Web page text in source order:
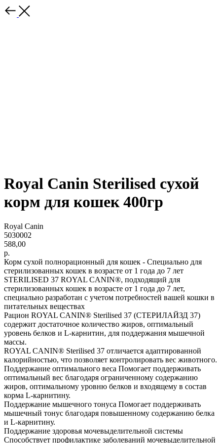
Royal Canin Sterilised сухой
корм для кошек 400гр
Royal Canin
5030002
588,00
р.
Корм сухой полнорационный для кошек - Специально для
стерилизованных кошек в возрасте от 1 года до 7 лет
STERILISED 37 ROYAL CANIN®, подходящий для
стерилизованных кошек в возрасте от 1 года до 7 лет,
специально разработан с учетом потребностей вашей кошки в
питательных веществах
Рацион ROYAL CANIN® Sterilised 37 (СТЕРИЛАЙЗД 37)
содержит достаточное количество жиров, оптимальный
уровень белков и L-карнитин, для поддержания мышечной
массы.
ROYAL CANIN® Sterilised 37 отличается адаптированной
калорийностью, что позволяет контролировать вес животного.
Поддержание оптимального веса Помогает поддерживать
оптимальный вес благодаря ограниченному содержанию
жиров, оптимальному уровню белков и входящему в состав
корма L-карнитину.
Поддержание мышечного тонуса Помогает поддерживать
мышечный тонус благодаря повышенному содержанию белка
и L-карнитину.
Поддержание здоровья мочевыделительной системы
Способствует профилактике заболеваний мочевыделительной